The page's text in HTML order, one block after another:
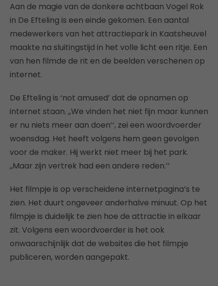
Aan de magie van de donkere achtbaan Vogel Rok
in De Efteling is een einde gekomen. Een aantal
medewerkers van het attractiepark in Kaatsheuvel
maakte na sluitingstijd in het volle licht een ritje. Een
van hen filmde de rit en de beelden verschenen op
internet.
De Efteling is ‘not amused’ dat de opnamen op
internet staan. ,,We vinden het niet fijn maar kunnen
er nu niets meer aan doen’‘, zei een woordvoerder
woensdag. Het heeft volgens hem geen gevolgen
voor de maker. Hij werkt niet meer bij het park.
,,Maar zijn vertrek had een andere reden.’’
Het filmpje is op verscheidene internetpagina’s te
zien. Het duurt ongeveer anderhalve minuut. Op het
filmpje is duidelijk te zien hoe de attractie in elkaar
zit. Volgens een woordvoerder is het ook
onwaarschijnlijk dat de websites die het filmpje
publiceren, worden aangepakt.